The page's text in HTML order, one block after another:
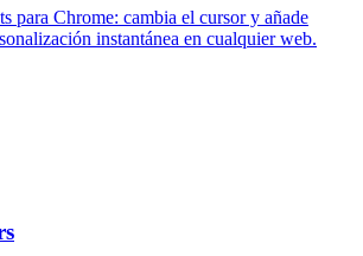
para Chrome: cambia el cursor y añade
instantánea en cualquier web.